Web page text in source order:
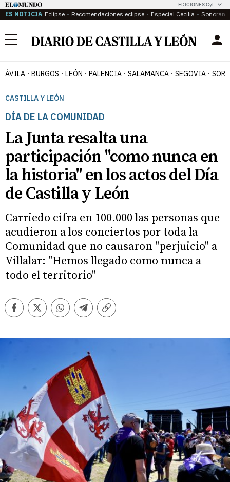
EDICIONES CyL
ES NOTICIA Eclipse Recomendaciones eclipse Especial Cecilia
Menú
ÁVILA BURGOS LEÓN PALENCIA SALAMANCA SEGOVIA
CASTILLA Y LEÓN
DÍA DE LA COMUNIDAD
La Junta resalta una
participación "como nunca en
la historia" en los actos del Día
de Castilla y León
Carriedo cifra en 100.000 las personas que
acudieron a los conciertos por toda la
Comunidad que no causaron "perjuicio" a
Villalar: "Hemos llegado como nunca a
todo el territorio"
FacebookTwitterWhatsappTelegramCopiar